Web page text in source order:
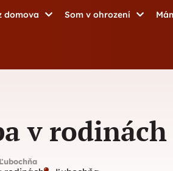
domova Som v ohrození
v